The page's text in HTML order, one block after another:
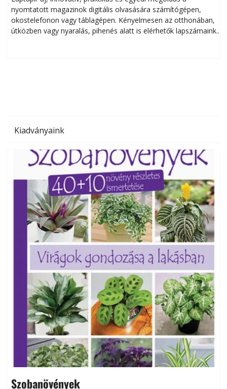
nyomtatott magazinok digitális olvasására számítógépen,
okostelefonon vagy táblagépen. Kényelmesen az otthonában,
útközben vagy nyaralás, pihenés alatt is elérhetők lapszámaink.
Kiadványaink
Szobanövények